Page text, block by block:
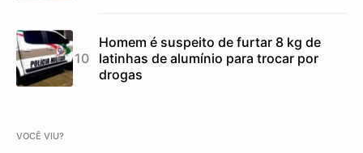
Homem é suspeito de furtar 8 kg de
latinhas de alumínio para trocar por
drogas
VOCÊ VIU?